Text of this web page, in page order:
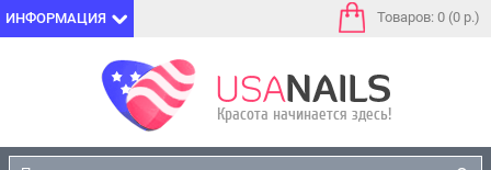
ИНФОРМАЦИЯ Товаров: 0 (0 р.)